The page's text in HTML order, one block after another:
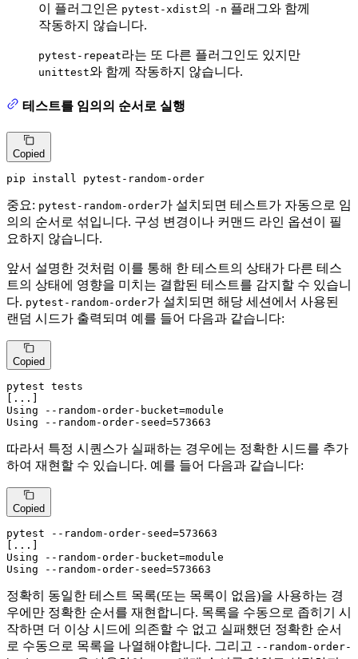
이 플러그인은 pytest-xdist의 -n 플래그와 함께
작동하지 않습니다.
pytest-repeat라는 또 다른 플러그인도 있지만
unittest와 함께 작동하지 않습니다.
테스트를 임의의 순서로 실행
Copied
pip install pytest-random-order
중요: pytest-random-order가 설치되면 테스트가 자동으로 임
의의 순서로 섞입니다. 구성 변경이나 커맨드 라인 옵션이 필
요하지 않습니다.
앞서 설명한 것처럼 이를 통해 한 테스트의 상태가 다른 테스
트의 상태에 영향을 미치는 결합된 테스트를 감지할 수 있습니
다. pytest-random-order가 설치되면 해당 세션에서 사용된
랜덤 시드가 출력되며 예를 들어 다음과 같습니다:
Copied
pytest tests
[...]
Using --random-order-bucket=module
Using --random-order-seed=573663
따라서 특정 시퀀스가 실패하는 경우에는 정확한 시드를 추가
하여 재현할 수 있습니다. 예를 들어 다음과 같습니다:
Copied
pytest --random-order-seed=573663
[...]
Using --random-order-bucket=module
Using --random-order-seed=573663
정확히 동일한 테스트 목록(또는 목록이 없음)을 사용하는 경
우에만 정확한 순서를 재현합니다. 목록을 수동으로 좁히기 시
작하면 더 이상 시드에 의존할 수 없고 실패했던 정확한 순서
로 수동으로 목록을 나열해야합니다. 그리고 --random-order-